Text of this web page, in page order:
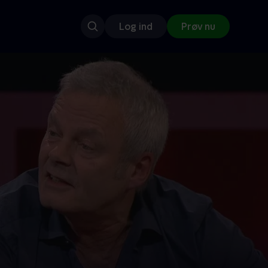
Log ind Prøv nu